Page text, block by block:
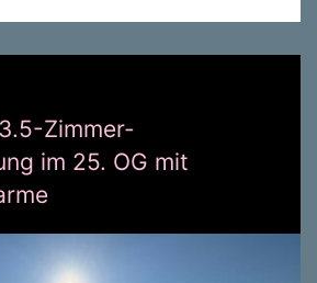
Zimmer-
im 25. OG mit